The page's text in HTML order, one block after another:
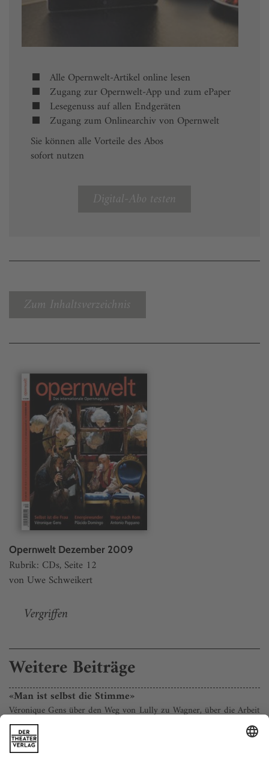
Alle Opernwelt-Artikel online lesen
Zugang zur Opernwelt-App und zum ePaper
Lesegenuss auf allen Endgeräten
Zugang zum Onlinearchiv von Opernwelt
Sie können alle Vorteile des Abos
sofort nutzen
Digital-Abo testen
Zum Inhaltsverzeichnis
Opernwelt Dezember 2009
Rubrik: CDs, Seite 12
von Uwe Schweikert
Vergriffen
Weitere Beiträge
«Man ist selbst die Stimme»
Véronique Gens über den Weg von Lully zu Wagner, über die Arbeit
mit William Christie und die Frage der sängerischen Intelligenz
Frau Gens, glauben Sie wie ich, dass Frauen die Launen des